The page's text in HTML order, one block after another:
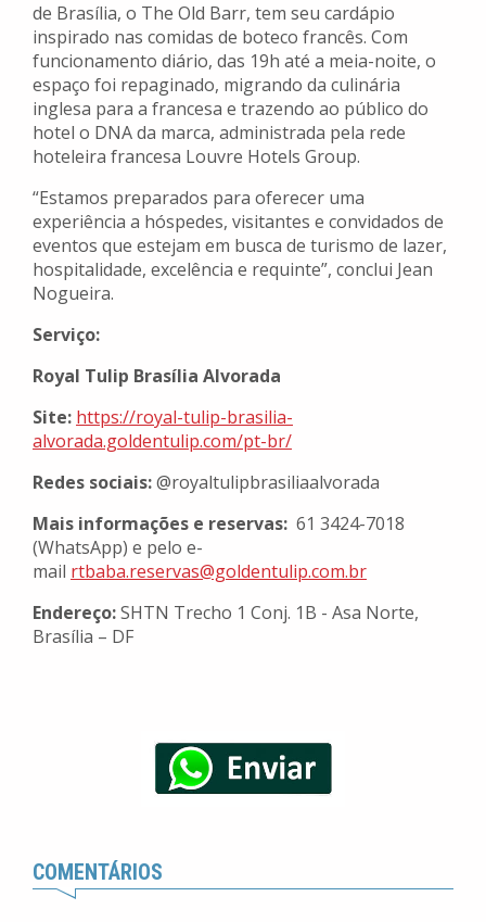
de Brasília, o The Old Barr, tem seu cardápio
inspirado nas comidas de boteco francês. Com
funcionamento diário, das 19h até a meia-noite, o
espaço foi repaginado, migrando da culinária
inglesa para a francesa e trazendo ao público do
hotel o DNA da marca, administrada pela rede
hoteleira francesa Louvre Hotels Group.
“Estamos preparados para oferecer uma
experiência a hóspedes, visitantes e convidados de
eventos que estejam em busca de turismo de lazer,
hospitalidade, excelência e requinte”, conclui Jean
Nogueira.
Serviço:
Royal Tulip Brasília Alvorada
Site: https://royal-tulip-brasilia-
alvorada.goldentulip.com/pt-br/
Redes sociais:@royaltulipbrasiliaalvorada
Mais informações e reservas: 61 3424-7018
(WhatsApp) e pelo e-
mail rtbaba.reservas@goldentulip.com.br
Endereço:SHTN Trecho 1 Conj. 1B - Asa Norte,
Brasília – DF
COMENTÁRIOS